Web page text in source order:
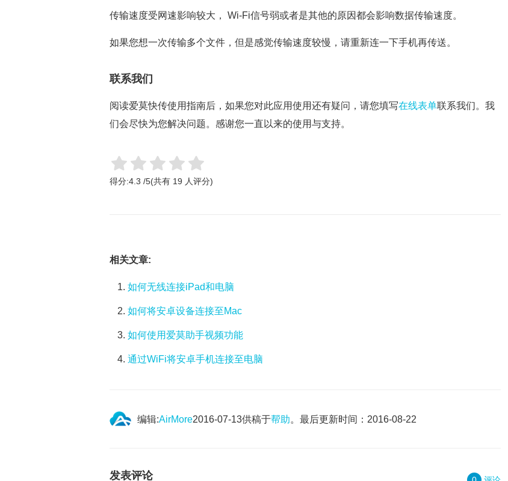
传输速度受网速影响较大， Wi-Fi信号弱或者是其他的原因都会影响数据传输速度。
如果您想一次传输多个文件，但是感觉传输速度较慢，请重新连一下手机再传送。
联系我们
阅读爱莫快传使用指南后，如果您对此应用使用还有疑问，请您填写在线表单联系我们。我
们会尽快为您解决问题。感谢您一直以来的使用与支持。
得分:4.3 /5(共有 19 人评分)
相关文章:
如何无线连接iPad和电脑
如何将安卓设备连接至Mac
如何使用爱莫助手视频功能
通过WiFi将安卓手机连接至电脑
编辑:AirMore2016-07-13供稿于帮助。最后更新时间：2016-08-22
发表评论